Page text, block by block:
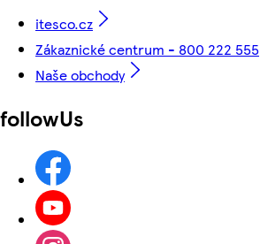
itesco.cz
Zákaznické centrum - 800 222 555
Naše obchody
followUs